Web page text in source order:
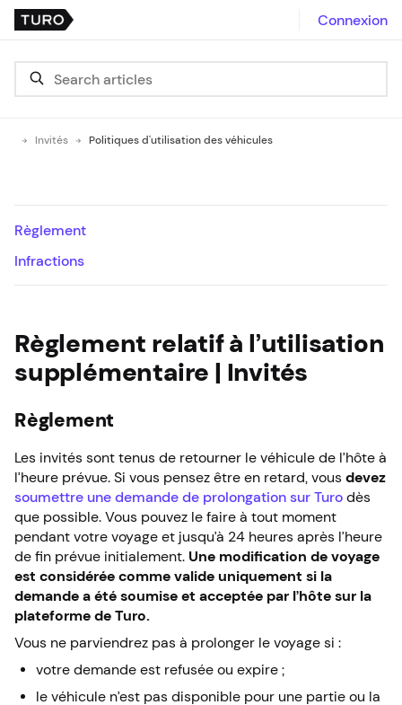
Connexion
Invités Politiques d'utilisation des véhicules
Règlement relatif à l’utilisation
supplémentaire | Invités
Règlement
Les invités sont tenus de retourner le véhicule de l’hôte à
l’heure prévue. Si vous pensez être en retard, vous devez
soumettre une demande de prolongation sur Turo dès
que possible. Vous pouvez le faire à tout moment
pendant votre voyage et jusqu’à 24 heures après l’heure
de fin prévue initialement. Une modification de voyage
est considérée comme valide uniquement si la
demande a été soumise et acceptée par l’hôte sur la
plateforme de Turo.
Vous ne parviendrez pas à prolonger le voyage si :
votre demande est refusée ou expire ;
le véhicule n’est pas disponible pour une partie ou la
Règlement
Infractions